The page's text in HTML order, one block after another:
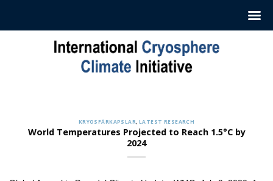
jul. 12, 2022
ICCI releases weekly summaries describing the latest
findings in cryosphere research and news. These
KRYOSFÄRKAPSLAR, LATEST RESEARCH
World Temperatures Projected to Reach 1.5°C by
2024